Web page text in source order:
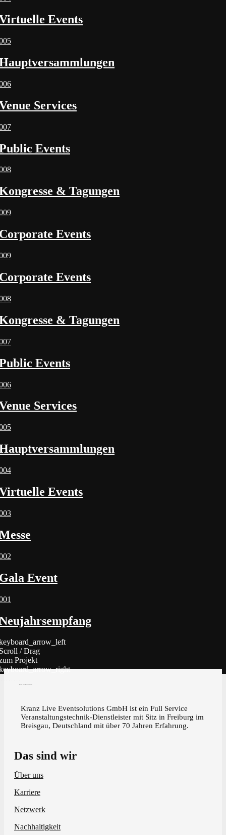
Events
Services
Events
& Tagungen
Events
Events
& Tagungen
Events
Services
Events
Event
/ Drag
Projekt
Kranz Live Eventsolutions GmbH ist ein Full Service
Veranstaltungstechnik-Dienstleister mit Sitz in Freiburg im
Breisgau, Deutschland mit über 70 Jahren Erfahrung.
Das sind wir
Über uns
Karriere
Netzwerk
Nachhaltigkeit